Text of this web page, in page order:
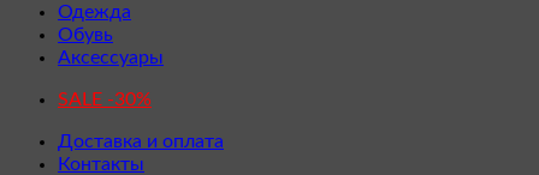
Одежда
Обувь
Аксессуары
SALE -30%
Доставка и оплата
Контакты